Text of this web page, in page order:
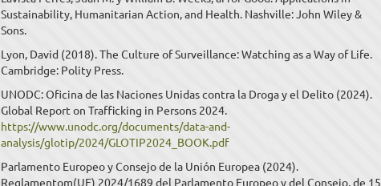
Sustainability, Humanitarian Action, and Health. Nashville: John Wiley &
Sons.
Lyon, David (2018). The Culture of Surveillance: Watching as a Way of Life.
Cambridge: Polity Press.
UNODC: Oficina de las Naciones Unidas contra la Droga y el Delito (2024).
Global Report on Trafficking in Persons 2024.
https://www.unodc.org/documents/data-and-
analysis/glotip/2024/GLOTIP2024_BOOK.pdf
Parlamento Europeo y Consejo de la Unión Europea (2024).
Reglamentom(UE) 2024/1689 del Parlamento Europeo y del Consejo, de 15